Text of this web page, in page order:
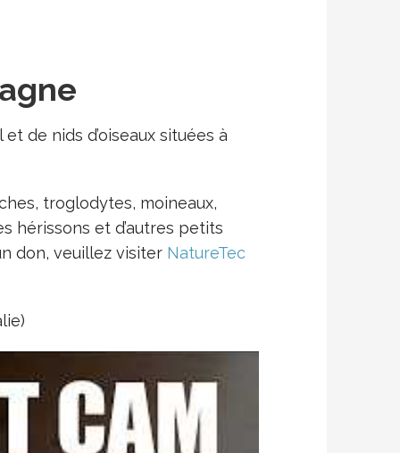
de nids d’oiseaux situées à
troglodytes, moineaux,
hérissons et d’autres petits
don, veuillez visiter NatureTec